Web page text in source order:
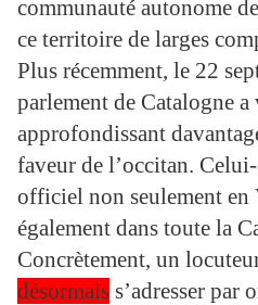
communauté autonome
ce territoire de larges
Plus récemment, le 22
parlement de Catalogne
approfondissant
faveur de l’occitan.
officiel non seulement en
également dans toute la
Concrètement, un
désormais s’adresser par